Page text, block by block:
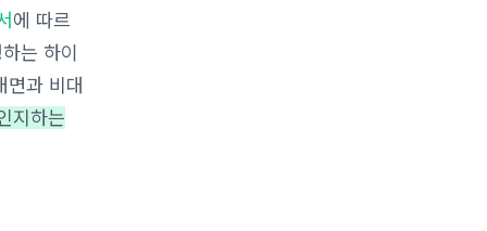
에 따르
는 하이
면과 비대
지하는